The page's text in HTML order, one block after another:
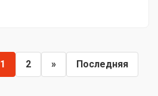
1 2 » Последняя